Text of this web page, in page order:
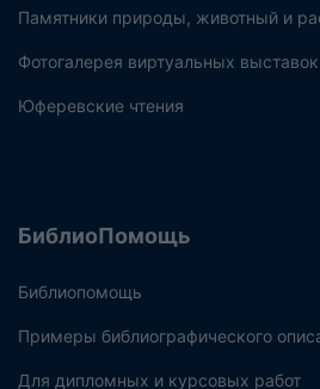
Памятники природы, животный и
Фотогалерея виртуальных выставок
Юферевские чтения
БиблиоПомощь
Библиопомощь
Примеры библиографического
Для дипломных и курсовых работ